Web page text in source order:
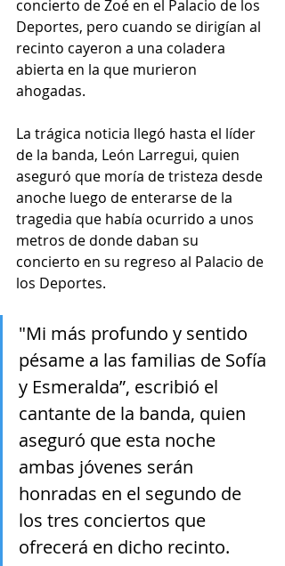
concierto de Zoé en el Palacio de los
Deportes, pero cuando se dirigían al
recinto cayeron a una coladera
abierta en la que murieron
ahogadas.
La trágica noticia llegó hasta el líder
de la banda, León Larregui, quien
aseguró que moría de tristeza desde
anoche luego de enterarse de la
tragedia que había ocurrido a unos
metros de donde daban su
concierto en su regreso al Palacio de
los Deportes.
"Mi más profundo y sentido
pésame a las familias de Sofía
y Esmeralda”, escribió el
cantante de la banda, quien
aseguró que esta noche
ambas jóvenes serán
honradas en el segundo de
los tres conciertos que
ofrecerá en dicho recinto.